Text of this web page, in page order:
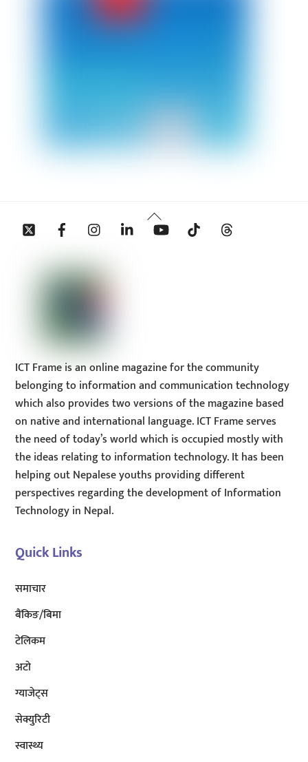
Back
To
Twitter Facebook InstagramLinkedin YouTube Tiktok
ICT Frame is an online magazine for the community
belonging to information and communication technology
which also provides two versions of the magazine based
on native and international language. ICT Frame serves
the need of today’s world which is occupied mostly with
the ideas relating to information technology. It has been
helping out Nepalese youths providing different
perspectives regarding the development of Information
Technology in Nepal.
Quick Links
समाचार
बैंकिङ/बिमा
टेलिकम
अटाे
ग्याजेट्स
सेक्युरिटी
स्वास्थ्य